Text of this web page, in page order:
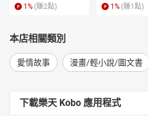
1 % (賺2點) 1 % (賺1 點)
本店相關類別
愛情故事 漫畫/輕小說/圖文書
下載樂天 Kobo 應用程式